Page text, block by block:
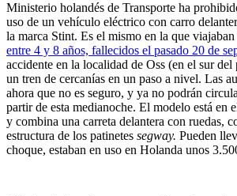
Ministerio holandés de Transporte ha
uso de un vehículo eléctrico con carro
la marca Stint. Es el mismo en la que
entre 4 y 8 años, fallecidos el pasado 20 de
accidente en la localidad de Oss (en el sur
un tren de cercanías en un paso a nivel. Las
ahora que no es seguro, y ya no podrán
partir de esta medianoche. El modelo está en
y combina una carreta delantera con ruedas,
estructura de los patinetes segway. Pueden
choque, estaban en uso en Holanda unos